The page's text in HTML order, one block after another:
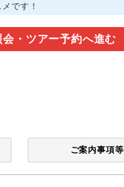
です！
会・ツアー予約へ進む
ご案内事項等